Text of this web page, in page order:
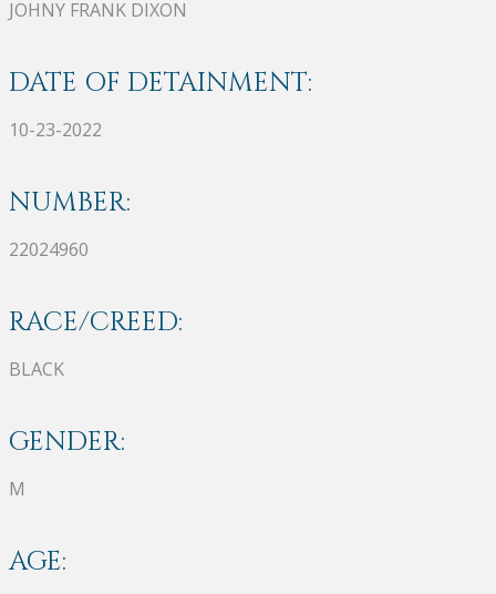
JOHNY FRANK DIXON
DATE OF DETAINMENT:
10-23-2022
NUMBER:
22024960
RACE/CREED:
BLACK
GENDER:
M
AGE: